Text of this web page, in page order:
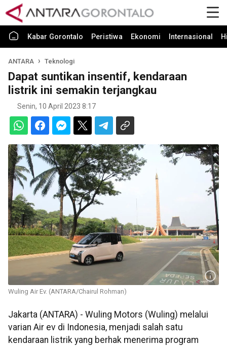
Kabar Gorontalo Peristiwa Ekonomi Internasional
ANTARA Teknologi
Dapat suntikan insentif, kendaraan
listrik ini semakin terjangkau
Senin, 10 April 2023 8:17
Wuling Air Ev. (ANTARA/Chairul Rohman)
Jakarta (ANTARA) - Wuling Motors (Wuling) melalui
varian Air ev di Indonesia, menjadi salah satu
kendaraan listrik yang berhak menerima program